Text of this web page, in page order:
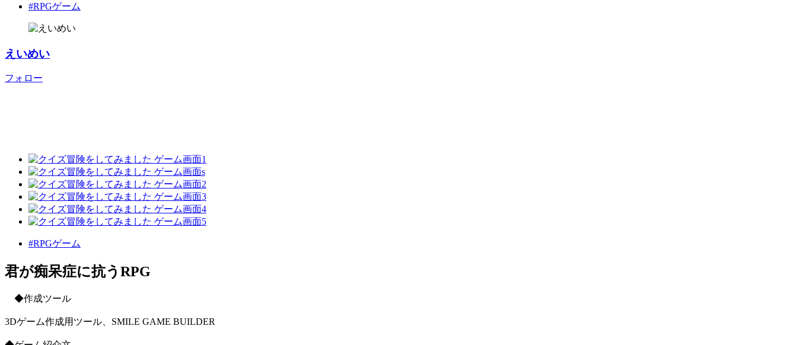
#RPGゲーム
えいめい
フォロー
#RPGゲーム
君が痴呆症に抗うRPG
◆作成ツール
3Dゲーム作成用ツール、SMILE GAME BUILDER